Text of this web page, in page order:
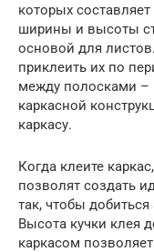
которых
ширины и высоты
основой для
приклеить их по
между полосками –
каркасной
каркасу.
Когда клеите
позволят создать
так, чтобы
Высота кучки клея
каркасом